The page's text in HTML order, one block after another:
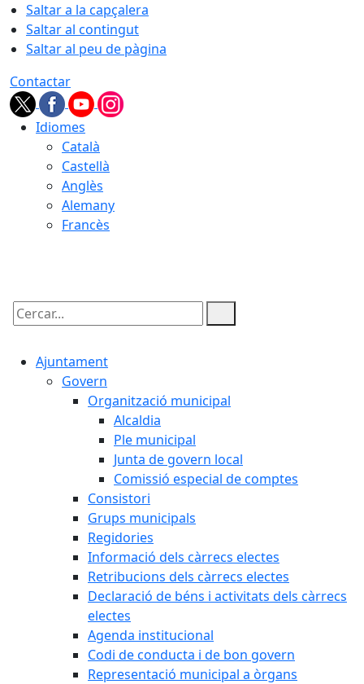
Saltar a la capçalera
Saltar al contingut
Saltar al peu de pàgina
Contactar
Idiomes
Català
Castellà
Anglès
Alemany
Francès
Cercar:
Ajuntament
Govern
Organització municipal
Alcaldia
Ple municipal
Junta de govern local
Comissió especial de comptes
Consistori
Grups municipals
Regidories
Informació dels càrrecs electes
Retribucions dels càrrecs electes
Declaració de béns i activitats dels càrrecs
electes
Agenda institucional
Codi de conducta i de bon govern
Representació municipal a òrgans